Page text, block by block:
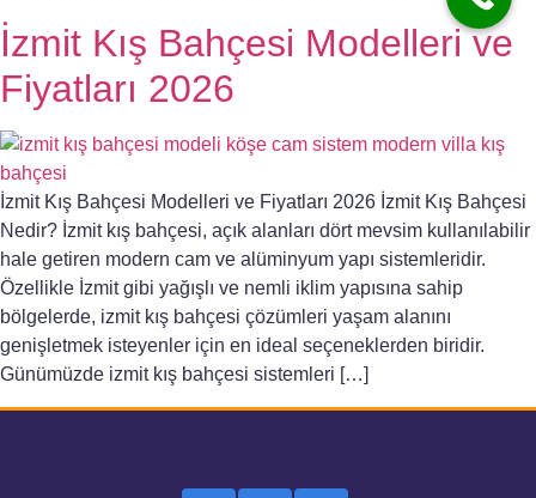
İzmit Kış Bahçesi Modelleri ve
Fiyatları 2026
İzmit Kış Bahçesi Modelleri ve Fiyatları 2026 İzmit Kış Bahçesi
Nedir? İzmit kış bahçesi, açık alanları dört mevsim kullanılabilir
hale getiren modern cam ve alüminyum yapı sistemleridir.
Özellikle İzmit gibi yağışlı ve nemli iklim yapısına sahip
bölgelerde, izmit kış bahçesi çözümleri yaşam alanını
genişletmek isteyenler için en ideal seçeneklerden biridir.
Günümüzde izmit kış bahçesi sistemleri […]